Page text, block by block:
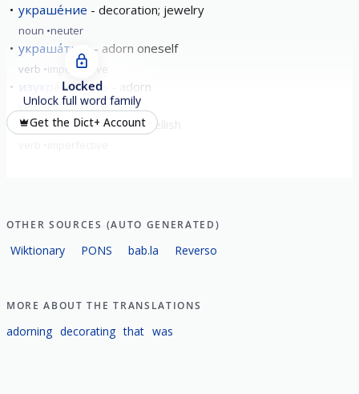
украше́ние decoration; jewelry
noun neuter
украша́ться adorn oneself
verb imperfective
изукра́шивать adorn
verb imperfective
приукра́шивать embellish
Locked
Unlock full word family
Get the Dict+ Account
OTHER SOURCES (AUTO GENERATED)
Wiktionary PONS bab.la Reverso
MORE ABOUT THE TRANSLATIONS
adorning decorating that was